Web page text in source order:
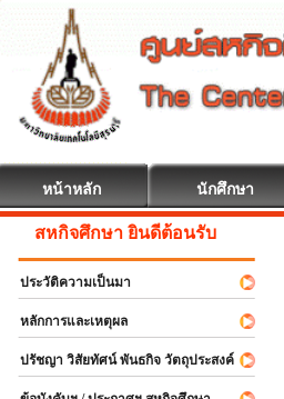
หน้าหลัก นักศึกษา
สหกิจศึกษา ยินดีต้อนรับ
ประวัติความเป็นมา
หลักการและเหตุผล
ปรัชญา วิสัยทัศน์ พันธกิจ วัตถุประสงค์